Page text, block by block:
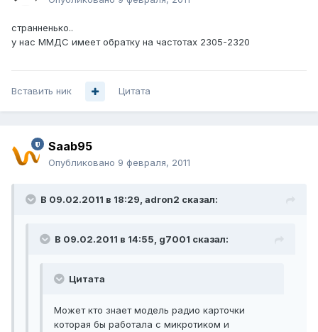
странненько..
у нас ММДС имеет обратку на частотах 2305-2320
Вставить ник Цитата
Saab95
Опубликовано 9 февраля, 2011
В 09.02.2011 в 18:29, adron2 сказал:
В 09.02.2011 в 14:55, g7001 сказал:
Цитата
Может кто знает модель радио карточки
которая бы работала с микротиком и